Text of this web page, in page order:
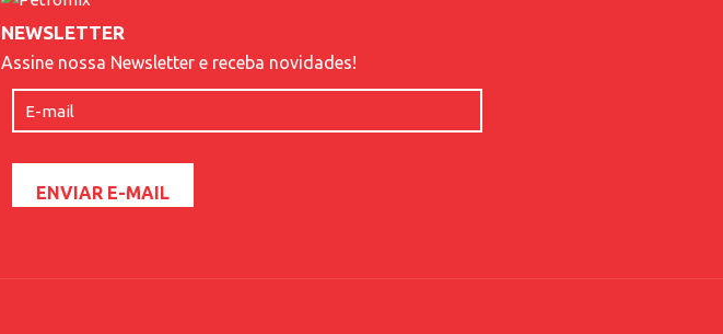
NEWSLETTER
Assine nossa Newsletter e receba novidades!